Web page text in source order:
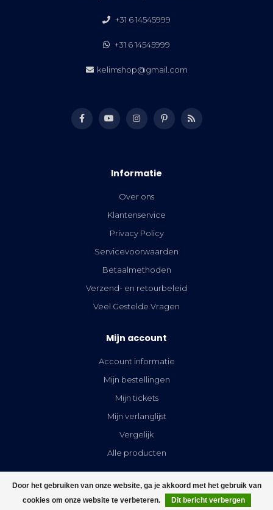
Door het gebruiken van onze website, ga je akkoord met het gebruik van
cookies om onze website te verbeteren.
Dit bericht verbergen
+31 6 14545999
+31 6 14545999
kelimshop@gmail.com
Informatie
Over ons
Klantenservice
Privacy Policy
Servicevoorwaarden
Betaalmethoden
Verzend- en retourbeleid
Veel Gestelde Vragen
Mijn account
Account informatie
Mijn bestellingen
Mijn tickets
Mijn verlanglijst
Vergelijk
Alle producten
FILTERS